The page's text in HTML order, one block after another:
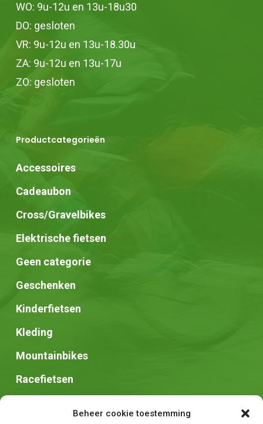
Beheer cookie toestemming
WO: 9u-12u en 13u-18u30
DO: gesloten
VR: 9u-12u en 13u-18.30u
ZA: 9u-12u en 13u-17u
ZO: gesloten
Productcategorieën
Accessoires
Cadeaubon
Cross/Gravelbikes
Elektrische fietsen
Geen categorie
Geschenken
Kinderfietsen
Kleding
Mountainbikes
Racefietsen